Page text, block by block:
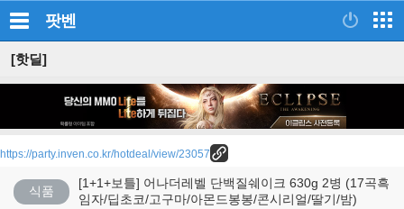
팟벤
[핫딜]
https://party.inven.co.kr/hotdeal/view/23057
식품
[1+1+보틀] 어나더레벨 단백질쉐이크 630g 2병 (17곡흑
임자/딥초코/고구마/아몬드봉봉/콘시리얼/딸기/밤)